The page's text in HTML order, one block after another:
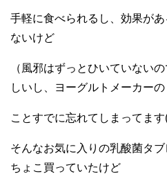
手軽に食べられるし、効果が
ないけど
（風邪はずっとひいていない
しいし、ヨーグルトメーカーの
ことすでに忘れてしまってま
そんなお気に入りの乳酸菌タ
ちょこ買っていたけど